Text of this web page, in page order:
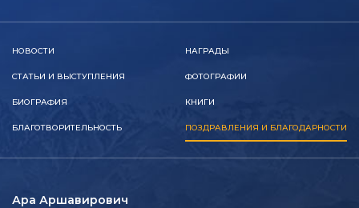
НОВОСТИ
СТАТЬИ И ВЫСТУПЛЕНИЯ
БИОГРАФИЯ
БЛАГОТВОРИТЕЛЬНОСТЬ
НАГРАДЫ
ФОТОГРАФИИ
КНИГИ
ПОЗДРАВЛЕНИЯ И БЛАГОДАРНОСТИ
Ара Аршавирович